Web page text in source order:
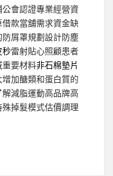
會認證專業經營資
款當舖需求資金缺
防屑罩規劃設計防塵
秒雷射貼心照顧患者
重要材料非石棉墊片
加醣類和蛋白質的
減脂運動高品牌高
掉髮模式估價調理